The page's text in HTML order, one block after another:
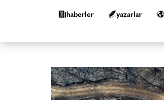
haberler yazarlar